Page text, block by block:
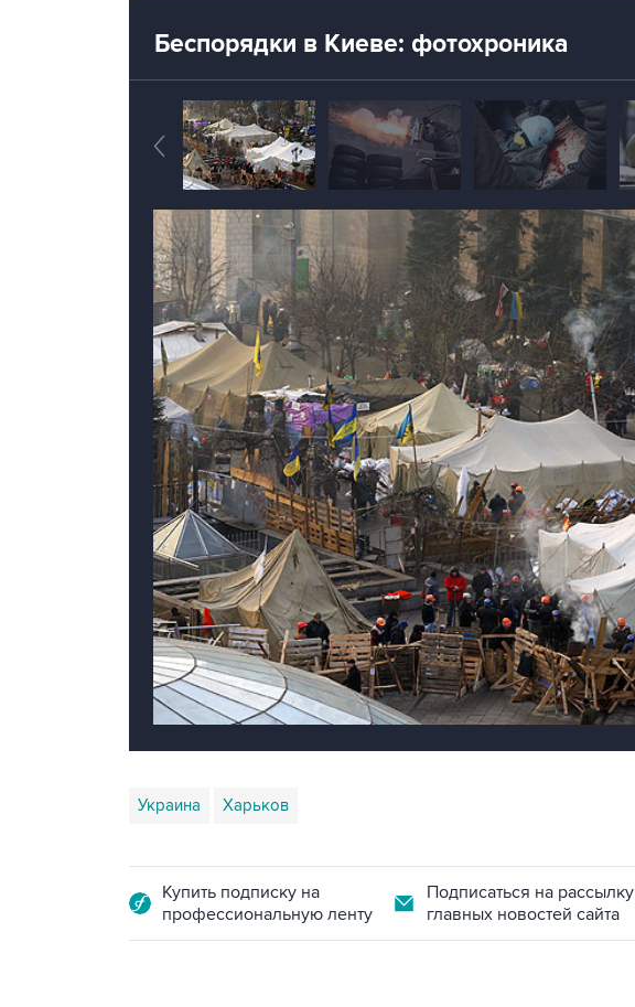
Беспорядки в Киеве: фотохроника
Украина Харьков
Купить подписку на
профессиональную ленту
Подписаться на рассылку
главных новостей сайта